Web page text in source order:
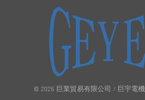
© 2026 巨業貿易有限公司 / 巨宇電